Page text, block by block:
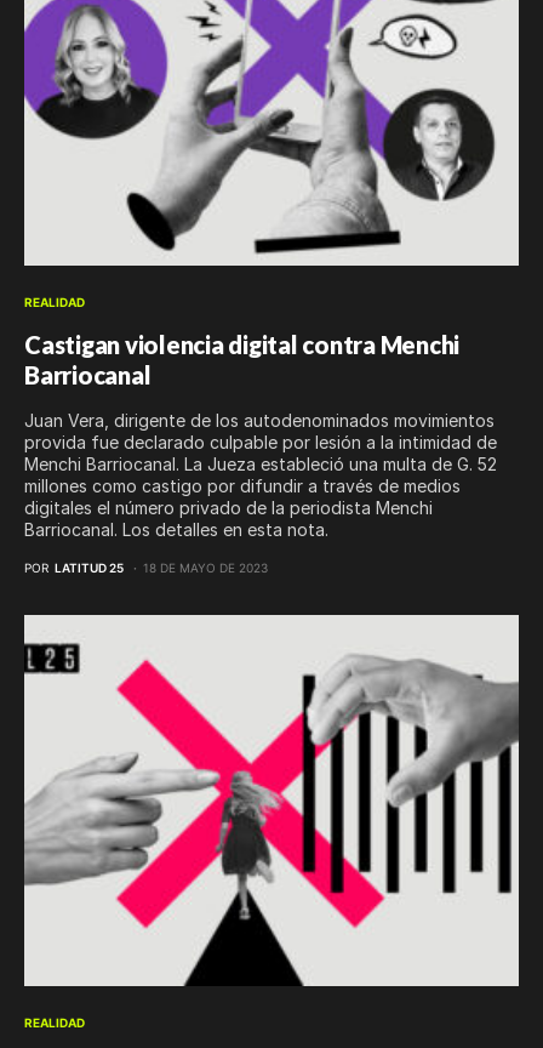
REALIDAD
Castigan violencia digital contra Menchi
Barriocanal
Juan Vera, dirigente de los autodenominados movimientos
provida fue declarado culpable por lesión a la intimidad de
Menchi Barriocanal. La Jueza estableció una multa de G. 52
millones como castigo por difundir a través de medios
digitales el número privado de la periodista Menchi
Barriocanal. Los detalles en esta nota.
POR LATITUD 25 18 DE MAYO DE 2023
REALIDAD